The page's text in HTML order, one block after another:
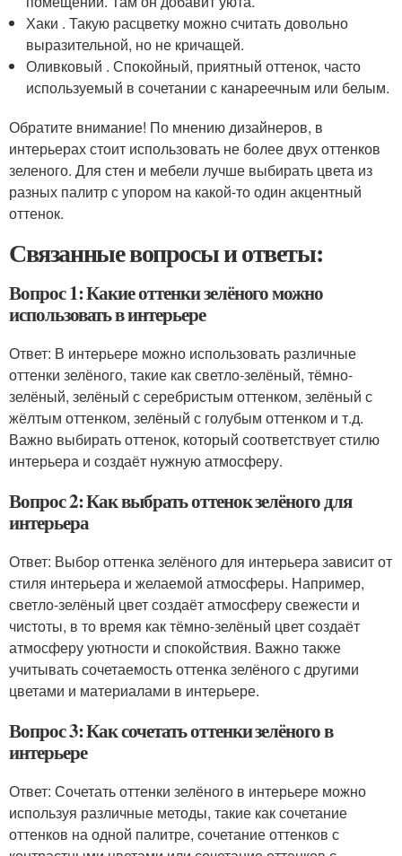
Хаки . Такую расцветку можно считать довольно
выразительной, но не кричащей.
Оливковый . Спокойный, приятный оттенок, часто
используемый в сочетании с канареечным или белым.
Обратите внимание! По мнению дизайнеров, в
интерьерах стоит использовать не более двух оттенков
зеленого. Для стен и мебели лучше выбирать цвета из
разных палитр с упором на какой-то один акцентный
оттенок.
Связанные вопросы и ответы:
Вопрос 1: Какие оттенки зелёного можно
использовать в интерьере
Ответ: В интерьере можно использовать различные
оттенки зелёного, такие как светло-зелёный, тёмно-
зелёный, зелёный с серебристым оттенком, зелёный с
жёлтым оттенком, зелёный с голубым оттенком и т.д.
Важно выбирать оттенок, который соответствует стилю
интерьера и создаёт нужную атмосферу.
Вопрос 2: Как выбрать оттенок зелёного для
интерьера
Ответ: Выбор оттенка зелёного для интерьера зависит от
стиля интерьера и желаемой атмосферы. Например,
светло-зелёный цвет создаёт атмосферу свежести и
чистоты, в то время как тёмно-зелёный цвет создаёт
атмосферу уютности и спокойствия. Важно также
учитывать сочетаемость оттенка зелёного с другими
цветами и материалами в интерьере.
Вопрос 3: Как сочетать оттенки зелёного в
интерьере
Ответ: Сочетать оттенки зелёного в интерьере можно
используя различные методы, такие как сочетание
оттенков на одной палитре, сочетание оттенков с